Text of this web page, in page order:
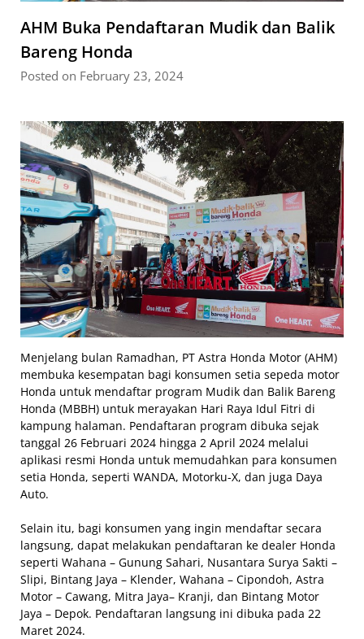
AHM Buka Pendaftaran Mudik dan Balik
Bareng Honda
Posted on February 23, 2024
Menjelang bulan Ramadhan, PT Astra Honda Motor (AHM)
membuka kesempatan bagi konsumen setia sepeda motor
Honda untuk mendaftar program Mudik dan Balik Bareng
Honda (MBBH) untuk merayakan Hari Raya Idul Fitri di
kampung halaman. Pendaftaran program dibuka sejak
tanggal 26 Februari 2024 hingga 2 April 2024 melalui
aplikasi resmi Honda untuk memudahkan para konsumen
setia Honda, seperti WANDA, Motorku-X, dan juga Daya
Auto.
Selain itu, bagi konsumen yang ingin mendaftar secara
langsung, dapat melakukan pendaftaran ke dealer Honda
seperti Wahana – Gunung Sahari, Nusantara Surya Sakti –
Slipi, Bintang Jaya – Klender, Wahana – Cipondoh, Astra
Motor – Cawang, Mitra Jaya– Kranji, dan Bintang Motor
Jaya – Depok. Pendaftaran langsung ini dibuka pada 22
Maret 2024.